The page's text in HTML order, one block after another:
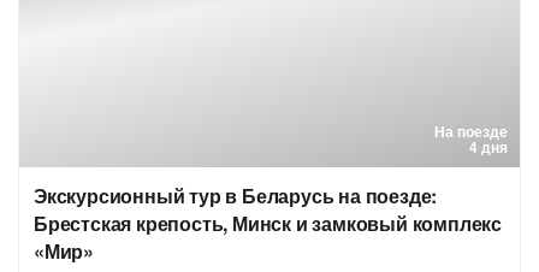
На поезде
4 дня
Экскурсионный тур в Беларусь на поезде:
Брестская крепость, Минск и замковый комплекс
«Мир»